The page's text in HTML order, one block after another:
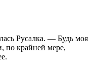
Русалка. — Будь моя
по крайней мере,